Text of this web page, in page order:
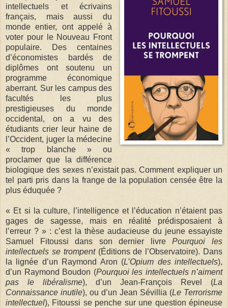
intellectuels et écrivains
français, mais aussi du
monde entier, ont appelé à
voter pour le Nouveau Front
populaire. Des centaines
d’économistes bardés de
diplômes ont soutenu un
programme économique
aberrant. Sur les campus des
facultés les plus
prestigieuses du monde
occidental, on a vu des
étudiants crier leur haine de
l’Occident, juger la médecine
« trop blanche » ou
proclamer que la différence
biologique des sexes n’existait pas. Comment expliquer un
tel parti pris dans la frange de la population censée être la
plus éduquée ?
« Et si la culture, l’intelligence et l’éducation n’étaient pas
gages de sagesse, mais en réalité prédisposaient à
l’erreur ? » : c’est la thèse audacieuse du jeune essayiste
Samuel Fitoussi dans son dernier livrePourquoi les
intellectuels se trompent(Éditions de l’Observatoire). Dans
la lignée d’un Raymond Aron (L’Opium des intellectuels),
d’un Raymond Boudon (Pourquoi les intellectuels n’aiment
pas le libéralisme), d’un Jean-François Revel (La
Connaissance inutile), ou d’un Jean Sévillia (Le Terrorisme
intellectuel), Fitoussi se penche sur une question épineuse